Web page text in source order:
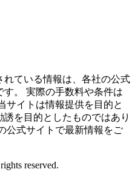
れている情報は、各社の公式
。 実際の手数料や条件は
サイトは情報提供を目的と
を目的としたものではあり
公式サイトで最新情報をご
reserved.